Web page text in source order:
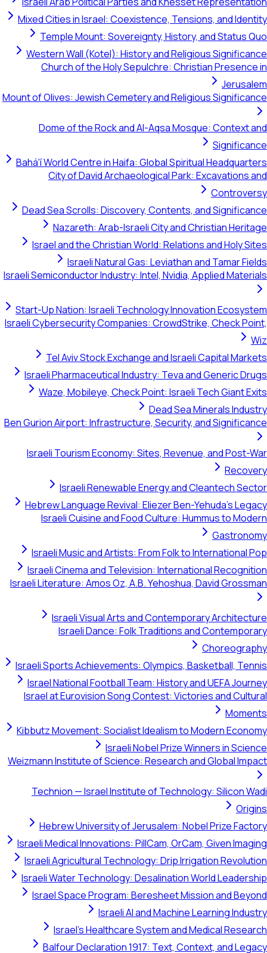
Mixed Cities in Israel: Coexistence, Tensions, and Identity
Temple Mount: Sovereignty, History, and Status Quo
Western Wall (Kotel): History and Religious Significance
Church of the Holy Sepulchre: Christian Presence in
Jerusalem
Mount of Olives: Jewish Cemetery and Religious Significance
Dome of the Rock and Al-Aqsa Mosque: Context and
Significance
Bahá'í World Centre in Haifa: Global Spiritual Headquarters
City of David Archaeological Park: Excavations and
Controversy
Dead Sea Scrolls: Discovery, Contents, and Significance
Nazareth: Arab-Israeli City and Christian Heritage
Israel and the Christian World: Relations and Holy Sites
Israeli Natural Gas: Leviathan and Tamar Fields
Israeli Semiconductor Industry: Intel, Nvidia, Applied Materials
Start-Up Nation: Israeli Technology Innovation Ecosystem
Israeli Cybersecurity Companies: CrowdStrike, Check Point,
Wiz
Tel Aviv Stock Exchange and Israeli Capital Markets
Israeli Pharmaceutical Industry: Teva and Generic Drugs
Waze, Mobileye, Check Point: Israeli Tech Giant Exits
Dead Sea Minerals Industry
Ben Gurion Airport: Infrastructure, Security, and Significance
Israeli Tourism Economy: Sites, Revenue, and Post-War
Recovery
Israeli Renewable Energy and Cleantech Sector
Hebrew Language Revival: Eliezer Ben-Yehuda's Legacy
Israeli Cuisine and Food Culture: Hummus to Modern
Gastronomy
Israeli Music and Artists: From Folk to International Pop
Israeli Cinema and Television: International Recognition
Israeli Literature: Amos Oz, A.B. Yehoshua, David Grossman
Israeli Visual Arts and Contemporary Architecture
Israeli Dance: Folk Traditions and Contemporary
Choreography
Israeli Sports Achievements: Olympics, Basketball, Tennis
Israel National Football Team: History and UEFA Journey
Israel at Eurovision Song Contest: Victories and Cultural
Moments
Kibbutz Movement: Socialist Idealism to Modern Economy
Israeli Nobel Prize Winners in Science
Weizmann Institute of Science: Research and Global Impact
Technion — Israel Institute of Technology: Silicon Wadi
Origins
Hebrew University of Jerusalem: Nobel Prize Factory
Israeli Medical Innovations: PillCam, OrCam, Given Imaging
Israeli Agricultural Technology: Drip Irrigation Revolution
Israeli Water Technology: Desalination World Leadership
Israel Space Program: Beresheet Mission and Beyond
Israeli AI and Machine Learning Industry
Israel's Healthcare System and Medical Research
Balfour Declaration 1917: Text, Context, and Legacy